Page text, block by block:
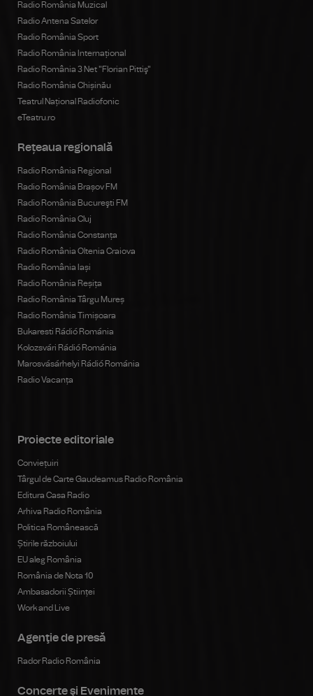
Radio România Muzical
Radio Antena Satelor
Radio România Sport
Radio România Internațional
Radio România 3 Net "Florian Pittiş"
Radio România Chișinău
Teatrul Național Radiofonic
eTeatru.ro
Rețeaua regională
Radio România Regional
Radio România Brașov FM
Radio România Bucureşti FM
Radio România Cluj
Radio România Constanța
Radio România Oltenia Craiova
Radio România Iași
Radio România Reșița
Radio România Târgu Mureș
Radio România Timișoara
Bukaresti Rádió Románia
Kolozsvári Rádió Románia
Marosvásárhelyi Rádió Románia
Radio Vacanța
Proiecte editoriale
Conviețuiri
Târgul de Carte Gaudeamus Radio România
Editura Casa Radio
Arhiva Radio România
Politica Românească
Știrile războiului
EU aleg România
România de Nota 10
Ambasadorii Științei
Work and Live
Agenţie de presă
Rador Radio România
Concerte şi Evenimente